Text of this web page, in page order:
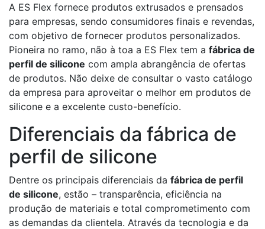
A ES Flex fornece produtos extrusados e prensados
para empresas, sendo consumidores finais e revendas,
com objetivo de fornecer produtos personalizados.
Pioneira no ramo, não à toa a ES Flex tem a fábrica de
perfil de silicone com ampla abrangência de ofertas
de produtos. Não deixe de consultar o vasto catálogo
da empresa para aproveitar o melhor em produtos de
silicone e a excelente custo-benefício.
Diferenciais da fábrica de
perfil de silicone
Dentre os principais diferenciais da fábrica de perfil
de silicone, estão – transparência, eficiência na
produção de materiais e total comprometimento com
as demandas da clientela. Através da tecnologia e da